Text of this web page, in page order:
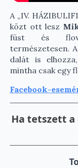
A „IV.
közt ott lesz
füst és flow
természetesen.
dalát is
mintha csak egy
Facebook-
Ha tetszett a